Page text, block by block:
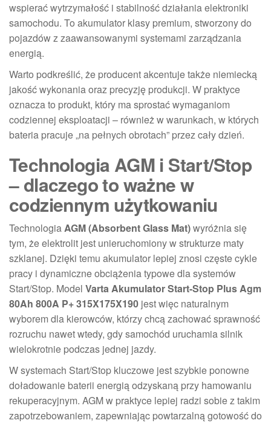
wspierać wytrzymałość i stabilność działania elektroniki
samochodu. To akumulator klasy premium, stworzony do
pojazdów z zaawansowanymi systemami zarządzania
energią.
Warto podkreślić, że producent akcentuje także niemiecką
jakość wykonania oraz precyzję produkcji. W praktyce
oznacza to produkt, który ma sprostać wymaganiom
codziennej eksploatacji – również w warunkach, w których
bateria pracuje „na pełnych obrotach” przez cały dzień.
Technologia AGM i Start/Stop
– dlaczego to ważne w
codziennym użytkowaniu
TechnologiaAGM (Absorbent Glass Mat)wyróżnia się
tym, że elektrolit jest unieruchomiony w strukturze maty
szklanej. Dzięki temu akumulator lepiej znosi częste cykle
pracy i dynamiczne obciążenia typowe dla systemów
Start/Stop. Model Varta Akumulator Start-Stop Plus Agm
80Ah 800A P+ 315X175X190 jest więc naturalnym
wyborem dla kierowców, którzy chcą zachować sprawność
rozruchu nawet wtedy, gdy samochód uruchamia silnik
wielokrotnie podczas jednej jazdy.
W systemach Start/Stop kluczowe jest szybkie ponowne
doładowanie baterii energią odzyskaną przy hamowaniu
rekuperacyjnym. AGM w praktyce lepiej radzi sobie z takim
zapotrzebowaniem, zapewniając powtarzalną gotowość do